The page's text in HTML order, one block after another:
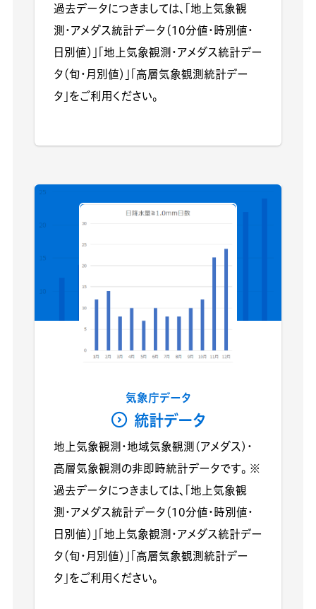
過去データにつきましては、「地上気象観
測・アメダス統計データ（10分値・時別値・
日別値）」「地上気象観測・アメダス統計デー
タ（旬・月別値）」「高層気象観測統計デー
タ」をご利用ください。
気象庁データ
統計データ
地上気象観測・地域気象観測(アメダス)・
高層気象観測の非即時統計データです。 ※
過去データにつきましては、「地上気象観
測・アメダス統計データ（10分値・時別値・
日別値）」「地上気象観測・アメダス統計デー
タ（旬・月別値）」「高層気象観測統計デー
タ」をご利用ください。